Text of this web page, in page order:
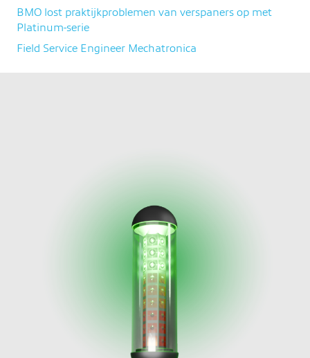
BMO lost praktijkproblemen van verspaners op met
Platinum-serie
Field Service Engineer Mechatronica